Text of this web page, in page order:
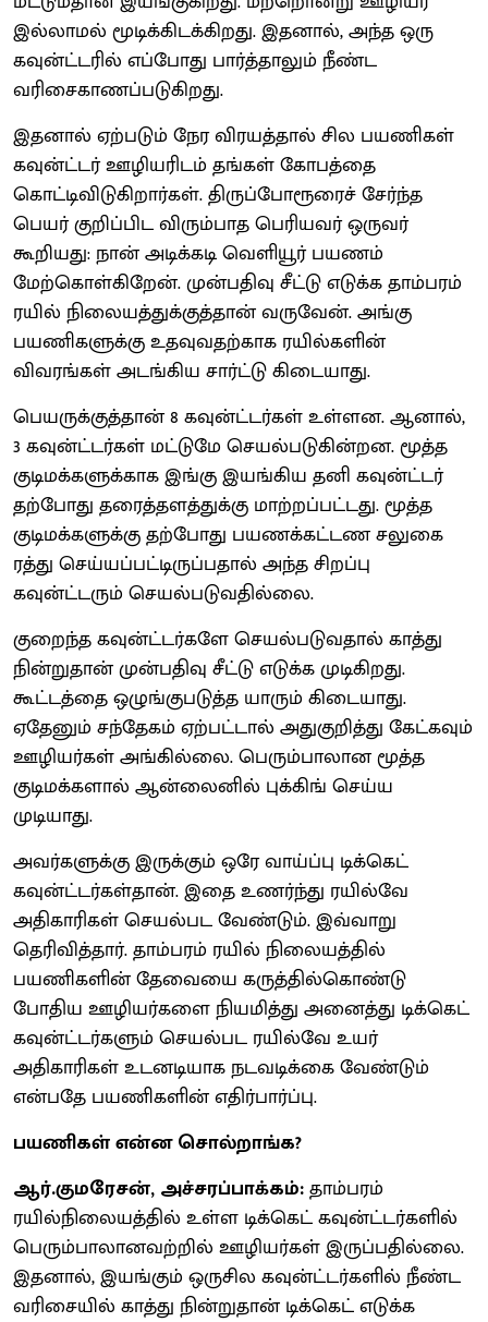
இல்லாமல் மூடிக்கிடக்கிறது. இதனால், அந்த ஒரு
கவுன்ட்டரில் எப்போது பார்த்தாலும் நீண்ட
வரிசைகாணப்படுகிறது.
இதனால் ஏற்படும் நேர விரயத்தால் சில பயணிகள்
கவுன்ட்டர் ஊழியரிடம் தங்கள் கோபத்தை
கொட்டிவிடுகிறார்கள். திருப்போரூரைச் சேர்ந்த
பெயர் குறிப்பிட விரும்பாத பெரியவர் ஒருவர்
கூறியது: நான் அடிக்கடி வெளியூர் பயணம்
மேற்கொள்கிறேன். முன்பதிவு சீட்டு எடுக்க தாம்பரம்
ரயில் நிலையத்துக்குத்தான் வருவேன். அங்கு
பயணிகளுக்கு உதவுவதற்காக ரயில்களின்
விவரங்கள் அடங்கிய சார்ட்டு கிடையாது.
பெயருக்குத்தான் 8 கவுன்ட்டர்கள் உள்ளன. ஆனால்,
3 கவுன்ட்டர்கள் மட்டுமே செயல்படுகின்றன. மூத்த
குடிமக்களுக்காக இங்கு இயங்கிய தனி கவுன்ட்டர்
தற்போது தரைத்தளத்துக்கு மாற்றப்பட்டது. மூத்த
குடிமக்களுக்கு தற்போது பயணக்கட்டண சலுகை
ரத்து செய்யப்பட்டிருப்பதால் அந்த சிறப்பு
கவுன்ட்டரும் செயல்படுவதில்லை.
குறைந்த கவுன்ட்டர்களே செயல்படுவதால் காத்து
நின்றுதான் முன்பதிவு சீட்டு எடுக்க முடிகிறது.
கூட்டத்தை ஒழுங்குபடுத்த யாரும் கிடையாது.
ஏதேனும் சந்தேகம் ஏற்பட்டால் அதுகுறித்து கேட்கவும்
ஊழியர்கள் அங்கில்லை. பெரும்பாலான மூத்த
குடிமக்களால் ஆன்லைனில் புக்கிங் செய்ய
முடியாது.
அவர்களுக்கு இருக்கும் ஒரே வாய்ப்பு டிக்கெட்
கவுன்ட்டர்கள்தான். இதை உணர்ந்து ரயில்வே
அதிகாரிகள் செயல்பட வேண்டும். இவ்வாறு
தெரிவித்தார். தாம்பரம் ரயில் நிலையத்தில்
பயணிகளின் தேவையை கருத்தில்கொண்டு
போதிய ஊழியர்களை நியமித்து அனைத்து டிக்கெட்
கவுன்ட்டர்களும் செயல்பட ரயில்வே உயர்
அதிகாரிகள் உடனடியாக நடவடிக்கை வேண்டும்
என்பதே பயணிகளின் எதிர்பார்ப்பு.
பயணிகள் என்ன சொல்றாங்க?
ஆர்.குமரேசன், அச்சரப்பாக்கம்:தாம்பரம்
ரயில்நிலையத்தில் உள்ள டிக்கெட் கவுன்ட்டர்களில்
பெரும்பாலானவற்றில் ஊழியர்கள் இருப்பதில்லை.
இதனால், இயங்கும் ஒருசில கவுன்ட்டர்களில் நீண்ட
வரிசையில் காத்து நின்றுதான் டிக்கெட் எடுக்க